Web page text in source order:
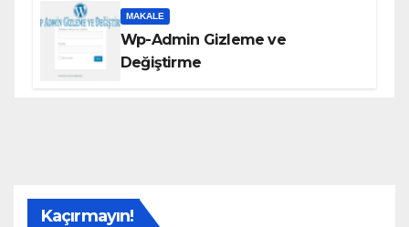
MAKALE
Wp-Admin Gizleme ve
Değiştirme
Kaçırmayın!